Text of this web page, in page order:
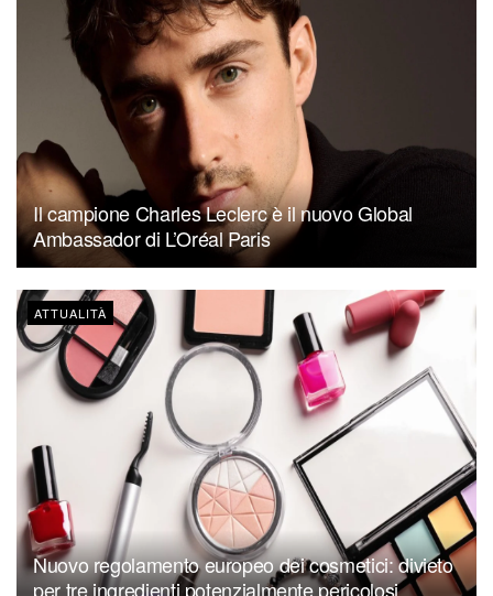
Il campione Charles Leclerc è il nuovo Global
Ambassador di L’Oréal Paris
ATTUALITÀ
Nuovo regolamento europeo dei cosmetici: divieto
per tre ingredienti potenzialmente pericolosi